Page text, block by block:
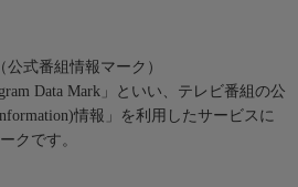
公式番組情報マーク）
Data Mark」といい、テレビ番組の公
情報」を利用したサービスに
クです。